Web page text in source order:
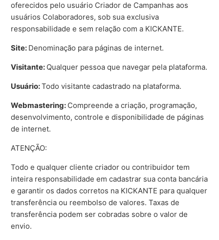
oferecidos pelo usuário Criador de Campanhas aos
usuários Colaboradores, sob sua exclusiva
responsabilidade e sem relação com a KICKANTE.
Site: Denominação para páginas de internet.
Visitante: Qualquer pessoa que navegar pela plataforma.
Usuário:Todo visitante cadastrado na plataforma.
Webmastering: Compreende a criação, programação,
desenvolvimento, controle e disponibilidade de páginas
de internet.
ATENÇÃO:
Todo e qualquer cliente criador ou contribuidor tem
inteira responsabilidade em cadastrar sua conta bancária
e garantir os dados corretos na KICKANTE para qualquer
transferência ou reembolso de valores. Taxas de
transferência podem ser cobradas sobre o valor de
envio.